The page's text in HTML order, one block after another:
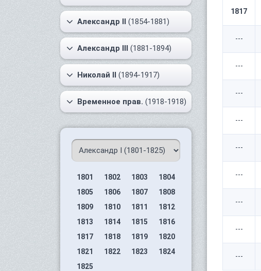
Александр II (1854-1881)
Александр III (1881-1894)
Николай II (1894-1917)
Временное прав. (1918-1918)
1801 1802 1803
1804
1805
1806 1807
1808
1809
1810 1811
1812
1813
1814 1815
1816
1817
1818 1819
1820
1821
1822 1823
1824
1825
1817
---
---
---
---
---
---
---
---
---